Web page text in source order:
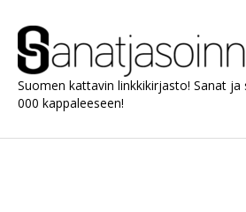
sisältöön
Suomen kattavin linkkikirjasto! Sanat ja
000 kappaleeseen!